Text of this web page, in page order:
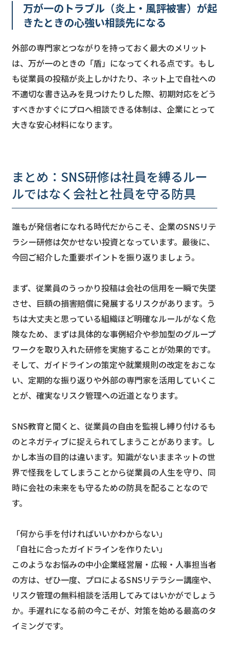
万が一のトラブル（炎上・風評被害）が起
きたときの心強い相談先になる
外部の専門家とつながりを持っておく最大のメリット
は、万が一のときの「盾」になってくれる点です。もし
も従業員の投稿が炎上しかけたり、ネット上で自社への
不適切な書き込みを見つけたりした際、初期対応をどう
すべきかすぐにプロへ相談できる体制は、企業にとって
大きな安心材料になります。
まとめ：SNS研修は社員を縛るルー
ルではなく会社と社員を守る防具
誰もが発信者になれる時代だからこそ、企業のSNSリテ
ラシー研修は欠かせない投資となっています。最後に、
今回ご紹介した重要ポイントを振り返りましょう。
まず、従業員のうっかり投稿は会社の信用を一瞬で失墜
させ、巨額の損害賠償に発展するリスクがあります。う
ちは大丈夫と思っている組織ほど明確なルールがなく危
険なため、まずは具体的な事例紹介や参加型のグループ
ワークを取り入れた研修を実施することが効果的です。
そして、ガイドラインの策定や就業規則の改定をおこな
い、定期的な振り返りや外部の専門家を活用していくこ
とが、確実なリスク管理への近道となります。
SNS教育と聞くと、従業員の自由を監視し縛り付けるも
のとネガティブに捉えられてしまうことがあります。し
かし本当の目的は違います。知識がないままネットの世
界で怪我をしてしまうことから従業員の人生を守り、同
時に会社の未来をも守るための防具を配ることなので
す。
「何から手を付ければいいかわからない」
「自社に合ったガイドラインを作りたい」
このようなお悩みの中小企業経営層・広報・人事担当者
の方は、ぜひ一度、プロによるSNSリテラシー講座や、
リスク管理の無料相談を活用してみてはいかがでしょう
か。手遅れになる前の今こそが、対策を始める最高のタ
イミングです。